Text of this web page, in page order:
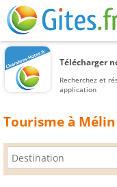
Télécharger
Recherchez et
application
Tourisme à Mélin